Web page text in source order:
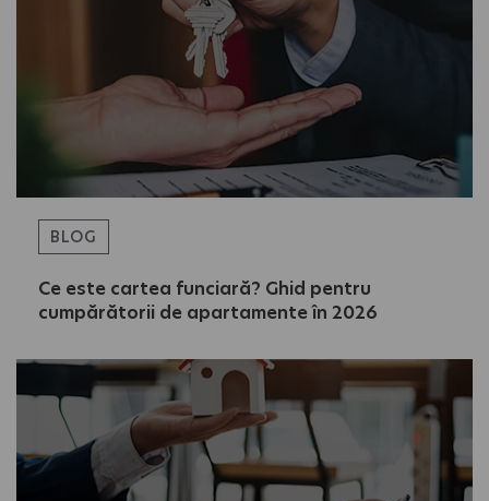
BLOG
Ce este cartea funciară? Ghid pentru
cumpărătorii de apartamente în 2026